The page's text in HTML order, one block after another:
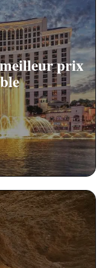
prix